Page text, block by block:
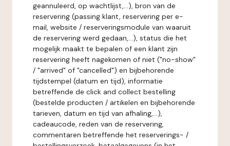
geannuleerd, op wachtlijst,...), bron van de
reservering (passing klant, reservering per e-
mail, website / reserveringsmodule van waaruit
de reservering werd gedaan,...), status die het
mogelijk maakt te bepalen of een klant zijn
reservering heeft nagekomen of niet ("no-show"
/ "arrived" of "cancelled") en bijbehorende
tijdstempel (datum en tijd), informatie
betreffende de click and collect bestelling
(bestelde producten / artikelen en bijbehorende
tarieven, datum en tijd van afhaling,...),
cadeaucode, reden van de reservering,
commentaren betreffende het reserverings- /